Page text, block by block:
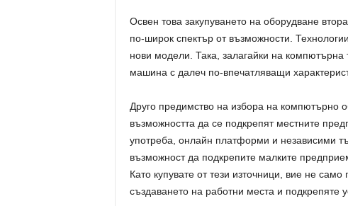
Освен това закупуването на оборудване
по-широк спектър от възможности.
нови модели. Така, залагайки на компютърна
машина с далеч по-впечатляващи
Друго предимство на избора на компютърно
възможността да се подкрепят местните
употреба, онлайн платформи и независими
възможност да подкрепите малките
Като купувате от тези източници, вие не
създаването на работни места и подкрепяте